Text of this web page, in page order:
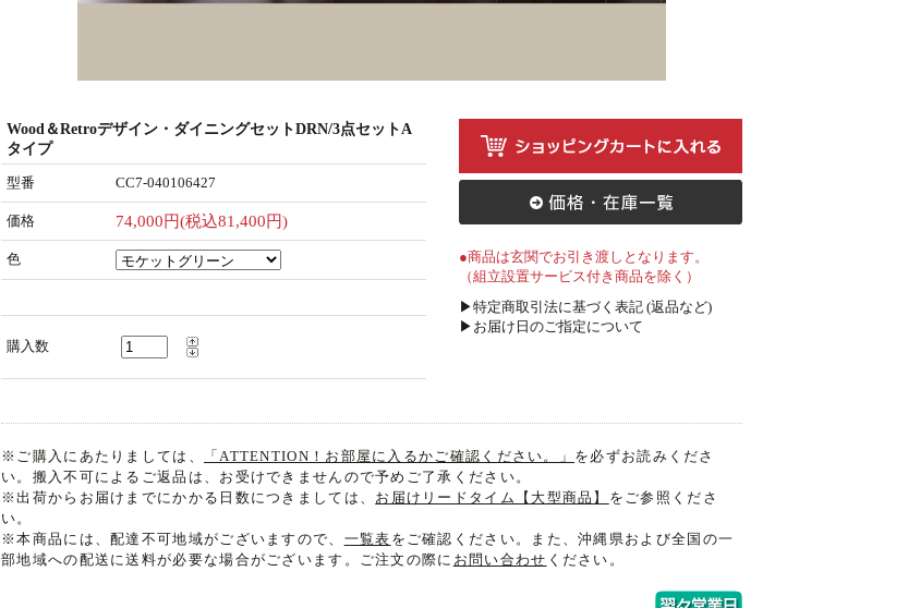
Wood＆Retroデザイン・ダイニングセットDRN/3点セットA
タイプ
型番 CC7-040106427
価格 74,000円(税込81,400円)
色
購入数
●商品は玄関でお引き渡しとなります。
（組立設置サービス付き商品を除く）
▶特定商取引法に基づく表記 (返品など)
▶お届け日のご指定について
※ご購入にあたりましては、 「ATTENTION！お部屋に入るかご確認ください。」 を必ずお読みくださ
い。搬入不可によるご返品は、お受けできませんので予めご了承ください。
※出荷からお届けまでにかかる日数につきましては、 お届けリードタイム【大型商品】 をご参照くださ
い。
※本商品には、配達不可地域がございますので、 一覧表 をご確認ください。また、沖縄県および全国の一
部地域への配送に送料が必要な場合がございます。ご注文の際に お問い合わせ ください。